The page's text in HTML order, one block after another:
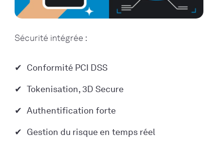
Sécurité intégrée :
Conformité PCI DSS
Tokenisation, 3D Secure
Authentification forte
Gestion du risque en temps réel